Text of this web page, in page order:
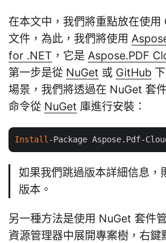
在本文中，我們將重點放在使用
文件，為此，我們將使用
for .NET ，它是 Aspose.PDF
第一步是從 NuGet 或 GitHub
場景，我們將透過在 NuGet 套
命令從 NuGet 庫進行安裝：
Install-Package Aspose.Pdf-
如果我們跳過版本詳細信息，
版本。
另一種方法是使用 NuGet 套件
資源管理器中展開專案樹，右鍵